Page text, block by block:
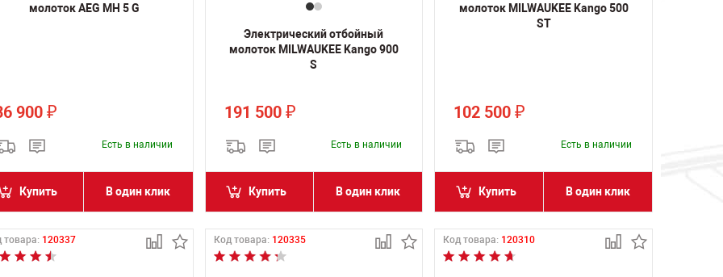
молоток AEG MH 5 G
900 ₽
Есть в наличии
Купить В один клик
Электрический отбойный
молоток MILWAUKEE Kango 900
S
191 500 ₽
Есть в наличии
Купить В один клик
молоток MILWAUKEE Kango 500
ST
102 500₽
Есть в наличии
Купить В один клик
товара: 120337 Код товара: 120335 Код товара: 120310